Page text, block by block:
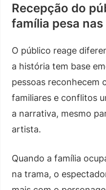
Recepção do
família pesa
O público reage
a história tem base
pessoas reconhecem
familiares e conflitos
a narrativa, mesmo
artista.
Quando a família
na trama, o